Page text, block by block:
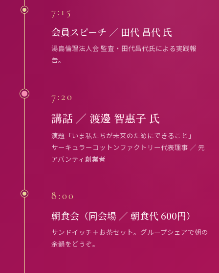
7:15
会員スピーチ ／ 田代 昌代 氏
湯島倫理法人会 監査・田代昌代氏による実践報
告。
7:20
講話 ／ 渡邊 智惠子 氏
演題「いま私たちが未来のためにできること」
サーキュラーコットンファクトリー代表理事 ／ 元
アバンティ創業者
8:00
朝食会（同会場 ／ 朝食代 600円）
サンドイッチ＋お茶セット。グループシェアで朝の
余韻をどうぞ。